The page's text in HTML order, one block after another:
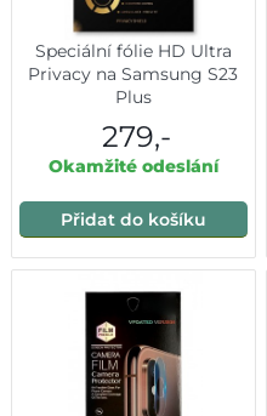
Speciální fólie HD Ultra
Privacy na Samsung S23
Plus
279,-
Okamžité odeslání
Přidat do košíku